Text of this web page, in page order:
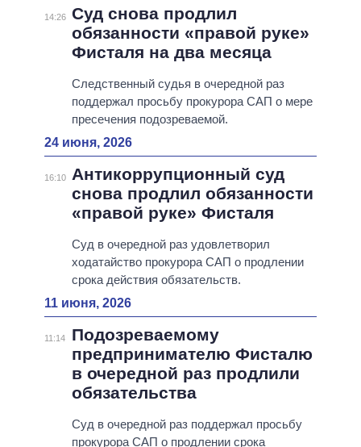
14:26 Суд снова продлил
обязанности «правой руке»
Фисталя на два месяца
Следственный судья в очередной раз
поддержал просьбу прокурора САП о мере
пресечения подозреваемой.
24 июня, 2026
16:10
Антикоррупционный суд
снова продлил обязанности
«правой руке» Фисталя
Суд в очередной раз удовлетворил
ходатайство прокурора САП о продлении
срока действия обязательств.
11 июня, 2026
11:14
Подозреваемому
предпринимателю Фисталю
в очередной раз продлили
обязательства
Суд в очередной раз поддержал просьбу
прокурора САП о продлении срока